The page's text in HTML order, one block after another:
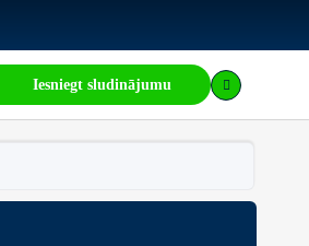
Iesniegt sludinājumu